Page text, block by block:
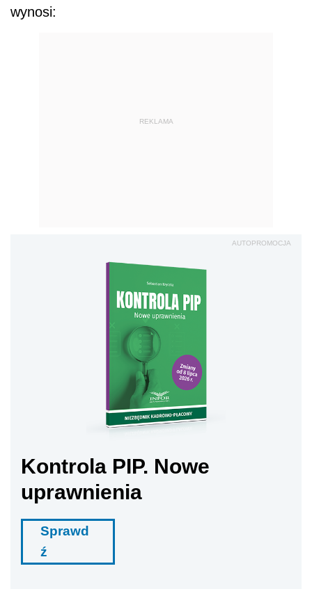
wynosi:
REKLAMA
AUTOPROMOCJA
Kontrola PIP. Nowe
uprawnienia
Sprawd
ź